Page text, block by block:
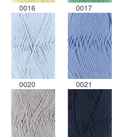
0016 0017
0020 0021